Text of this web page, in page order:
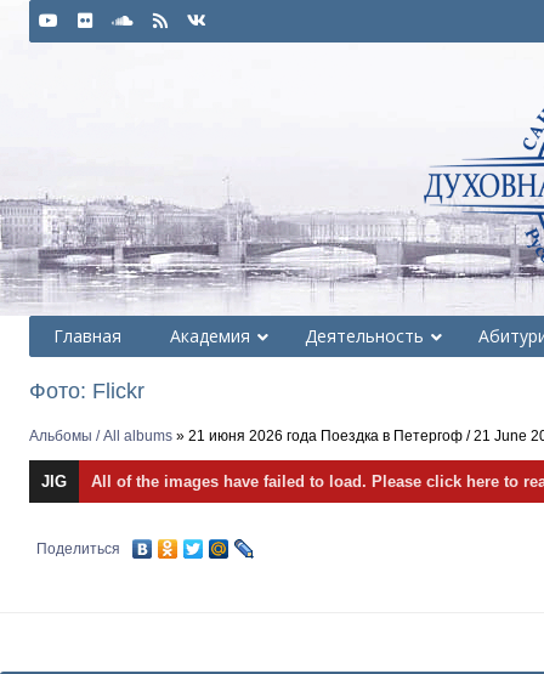
Главная Академия Деятельность
Фото: Flickr
Альбомы / All albums » 21 июня 2026 года Поездка в Петергоф / 21 June
JIG All of the images have failed to load. Please click here to
Поделиться